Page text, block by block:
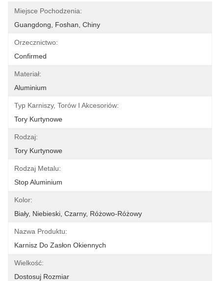
Miejsce Pochodzenia:
Guangdong, Foshan, Chiny
Orzecznictwo:
Confirmed
Materiał:
Aluminium
Typ Karniszy, Torów I Akcesoriów:
Tory Kurtynowe
Rodzaj:
Tory Kurtynowe
Rodzaj Metalu:
Stop Aluminium
Kolor:
Biały, Niebieski, Czarny, Różowo-Różowy
Nazwa Produktu:
Karnisz Do Zasłon Okiennych
Wielkość:
Dostosuj Rozmiar